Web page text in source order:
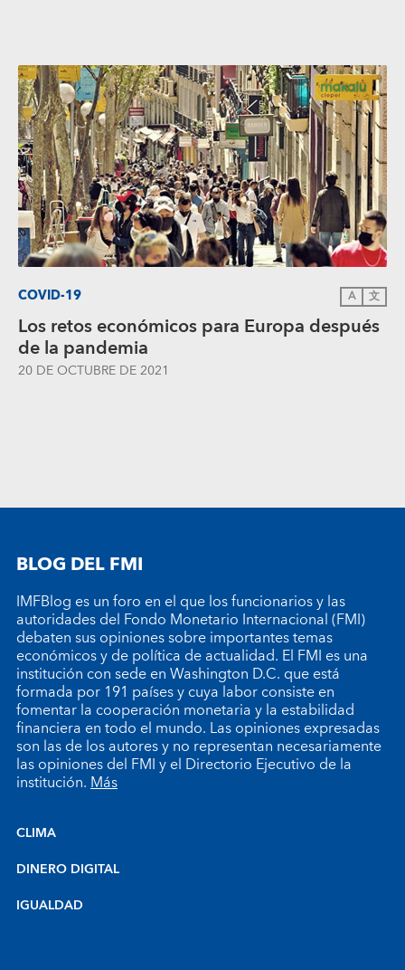
COVID-19 A 文
Los retos económicos para Europa después
de la pandemia
20 DE OCTUBRE DE 2021
BLOG DEL FMI
IMFBlog es un foro en el que los funcionarios y las
autoridades del Fondo Monetario Internacional (FMI)
debaten sus opiniones sobre importantes temas
económicos y de política de actualidad. El FMI es una
institución con sede en Washington D.C. que está
formada por 191 países y cuya labor consiste en
fomentar la cooperación monetaria y la estabilidad
financiera en todo el mundo. Las opiniones expresadas
son las de los autores y no representan necesariamente
las opiniones del FMI y el Directorio Ejecutivo de la
institución.Más
CLIMA
DINERO DIGITAL
IGUALDAD